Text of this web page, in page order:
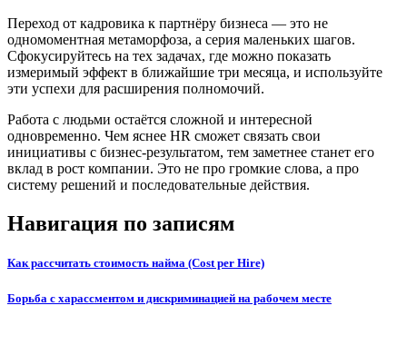
Переход от кадровика к партнёру бизнеса — это не
одномоментная метаморфоза, а серия маленьких шагов.
Сфокусируйтесь на тех задачах, где можно показать
измеримый эффект в ближайшие три месяца, и используйте
эти успехи для расширения полномочий.
Работа с людьми остаётся сложной и интересной
одновременно. Чем яснее HR сможет связать свои
инициативы с бизнес-результатом, тем заметнее станет его
вклад в рост компании. Это не про громкие слова, а про
систему решений и последовательные действия.
Навигация по записям
Как рассчитать стоимость найма (Cost per Hire)
Борьба с харассментом и дискриминацией на рабочем месте